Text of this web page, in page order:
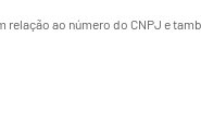
ao número do CNPJ e